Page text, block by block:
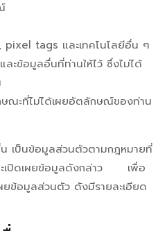
tags และเทคโนโลยีอื่น ๆ
ละข้อมูลอื่นที่ท่านให้ไว้ ซึ่งไม่ได้
ณะที่ไม่ได้เผยอัตลักษณ์ของท่าน
น เป็นข้อมูลส่วนตัวตามกฎหมายที่
ะเปิดเผยข้อมูลดังกล่าว เพื่อ
ผยข้อมูลส่วนตัว ดังมีรายละเอียด